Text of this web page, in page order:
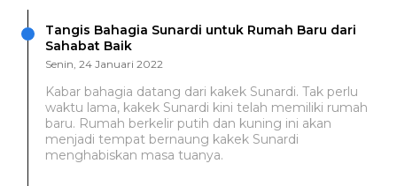
Tangis Bahagia Sunardi untuk Rumah Baru dari
Sahabat Baik
Senin, 24 Januari 2022
Kabar bahagia datang dari kakek Sunardi. Tak perlu
waktu lama, kakek Sunardi kini telah memiliki rumah
baru. Rumah berkelir putih dan kuning ini akan
menjadi tempat bernaung kakek Sunardi
menghabiskan masa tuanya.